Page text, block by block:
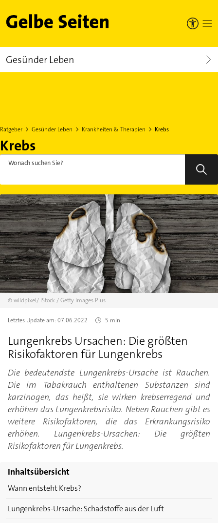
Gelbe Seiten
Gesünder Leben
Ratgeber Gesünder Leben Krankheiten & Therapien Krebs
Krebs
Wonach suchen Sie?
©wildpixel/ iStock / Getty Images Plus
Letztes Update am:07.06.2022 5 min
Lungenkrebs Ursachen: Die größten
Risikofaktoren für Lungenkrebs
Die bedeutendste Lungenkrebs-Ursache ist Rauchen.
Die im Tabakrauch enthaltenen Substanzen sind
karzinogen, das heißt, sie wirken krebserregend und
erhöhen das Lungenkrebsrisiko. Neben Rauchen gibt es
weitere Risikofaktoren, die das Erkrankungsrisiko
erhöhen. Lungenkrebs-Ursachen: Die größten
Risikofaktoren für Lungenkrebs.
Inhaltsübersicht
Wann entsteht Krebs?
Lungenkrebs-Ursache: Schadstoffe aus der Luft